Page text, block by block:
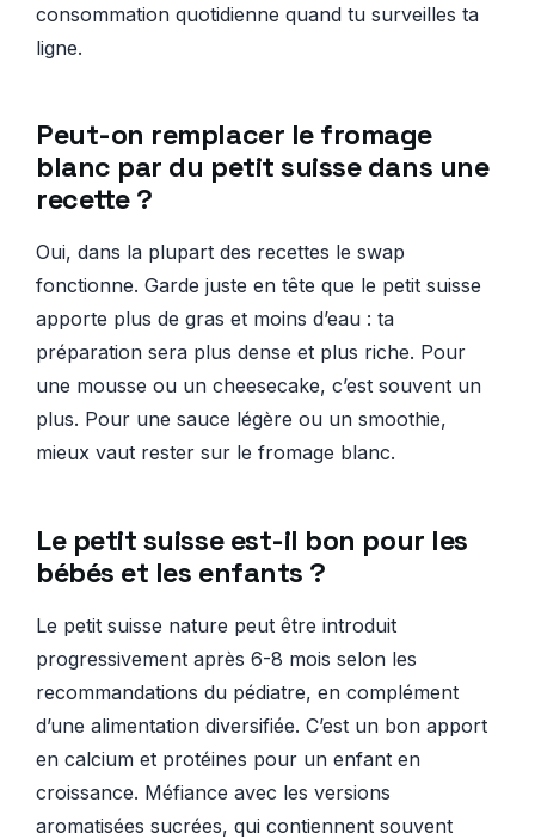
consommation quotidienne quand tu surveilles ta
ligne.
Peut-on remplacer le fromage
blanc par du petit suisse dans une
recette ?
Oui, dans la plupart des recettes le swap
fonctionne. Garde juste en tête que le petit suisse
apporte plus de gras et moins d’eau : ta
préparation sera plus dense et plus riche. Pour
une mousse ou un cheesecake, c’est souvent un
plus. Pour une sauce légère ou un smoothie,
mieux vaut rester sur le fromage blanc.
Le petit suisse est-il bon pour les
bébés et les enfants ?
Le petit suisse nature peut être introduit
progressivement après 6-8 mois selon les
recommandations du pédiatre, en complément
d’une alimentation diversifiée. C’est un bon apport
en calcium et protéines pour un enfant en
croissance. Méfiance avec les versions
aromatisées sucrées, qui contiennent souvent